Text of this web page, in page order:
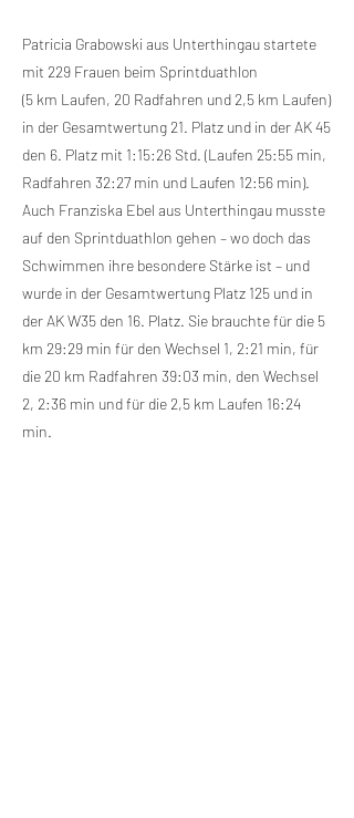
Patricia Grabowski aus Unterthingau startete
mit 229 Frauen beim Sprintduathlon
(5 km Laufen, 20 Radfahren und 2,5 km Laufen)
in der Gesamtwertung 21. Platz und in der AK 45
den 6. Platz mit 1:15:26 Std. (Laufen 25:55 min,
Radfahren 32:27 min und Laufen 12:56 min).
Auch Franziska Ebel aus Unterthingau musste
auf den Sprintduathlon gehen – wo doch das
Schwimmen ihre besondere Stärke ist – und
wurde in der Gesamtwertung Platz 125 und in
der AK W35 den 16. Platz. Sie brauchte für die 5
km 29:29 min für den Wechsel 1, 2:21 min, für
die 20 km Radfahren 39:03 min, den Wechsel
2, 2:36 min und für die 2,5 km Laufen 16:24
min.